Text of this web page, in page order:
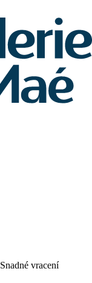
Snadné vracení